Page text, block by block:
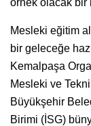
Mesleki eğitim
bir geleceğe
Kemalpaşa
Mesleki ve
Büyükşehir
Birimi (İSG)